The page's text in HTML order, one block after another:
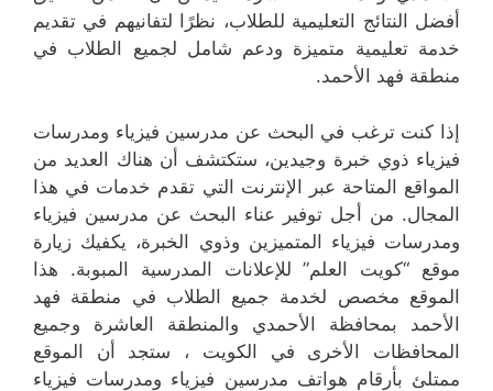
أفضل النتائج التعليمية للطلاب، نظرًا لتفانيهم في تقديم
خدمة تعليمية متميزة ودعم شامل لجميع الطلاب في
منطقة فهد الأحمد.
إذا كنت ترغب في البحث عن مدرسين فيزياء ومدرسات
فيزياء ذوي خبرة وجيدين، ستكتشف أن هناك العديد من
المواقع المتاحة عبر الإنترنت التي تقدم خدمات في هذا
المجال. من أجل توفير عناء البحث عن مدرسين فيزياء
ومدرسات فيزياء المتميزين وذوي الخبرة، يكفيك زيارة
موقع “كويت العلم” للإعلانات المدرسية المبوبة. هذا
الموقع مخصص لخدمة جميع الطلاب في منطقة فهد
الأحمد بمحافظة الأحمدي والمنطقة العاشرة وجميع
المحافظات الأخرى في الكويت ، ستجد أن الموقع
ممتلئ بأرقام هواتف مدرسين فيزياء ومدرسات فيزياء